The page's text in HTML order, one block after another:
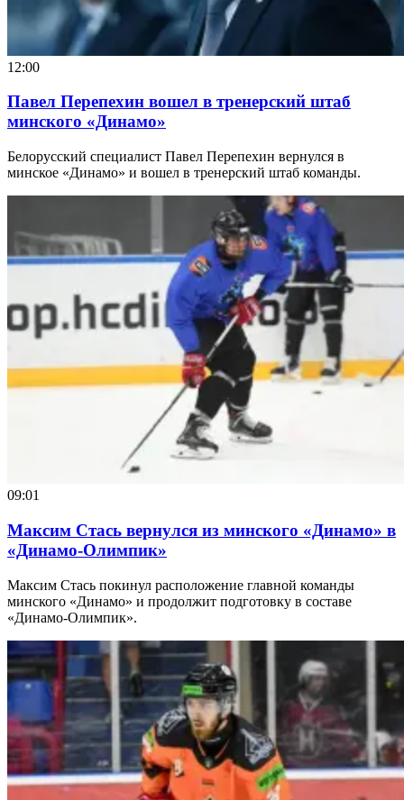
12:00
Павел Перепехин вошел в тренерский штаб
минского «Динамо»
Белорусский специалист Павел Перепехин вернулся в
минское «Динамо» и вошел в тренерский штаб команды.
09:01
Максим Стась вернулся из минского «Динамо» в
«Динамо-Олимпик»
Максим Стась покинул расположение главной команды
минского «Динамо» и продолжит подготовку в составе
«Динамо-Олимпик».